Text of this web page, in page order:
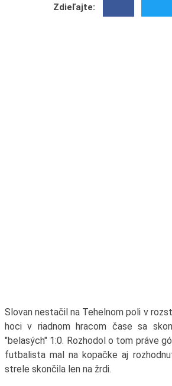
Zdieľajte:
Slovan nestačil na Tehelnom poli v
hoci v riadnom hracom čase sa
"belasých" 1:0. Rozhodol o tom práve
futbalista mal na kopačke aj
strele skončila len na žrdi.